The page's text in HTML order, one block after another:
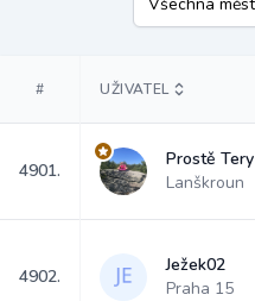
# UŽIVATEL
4901.
Prostě Tery
Lanškroun
4902.
Ježek02
Praha 15